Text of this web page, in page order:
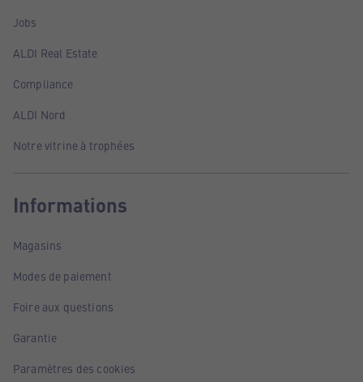
Jobs
ALDI Real Estate
Compliance
ALDI Nord
Notre vitrine à trophées
Informations
Magasins
Modes de paiement
Foire aux questions
Garantie
Paramètres des cookies